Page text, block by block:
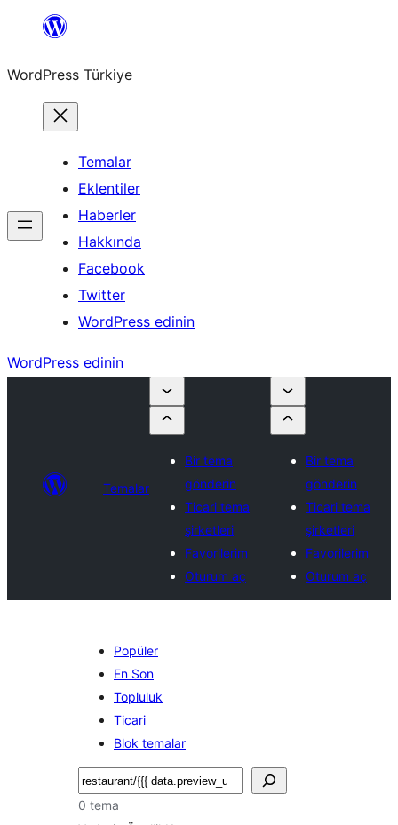
İçeriğe
WordPress Türkiye
Temalar
Eklentiler
Haberler
Hakkında
Facebook
Twitter
WordPress edinin
WordPress edinin
Temalar
Bir tema
gönderin
Ticari tema
şirketleri
Favorilerim
Oturum aç
Bir tema
gönderin
Ticari tema
şirketleri
Favorilerim
Oturum aç
Popüler
En Son
Topluluk
Ticari
Blok temalar
Ara
0 tema